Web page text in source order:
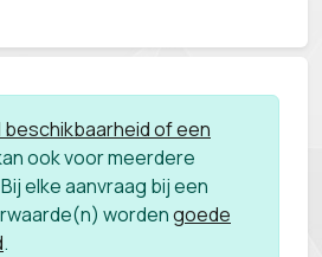
beschikbaarheid of een
ook voor meerdere
elke aanvraag bij een
wordengoede
.